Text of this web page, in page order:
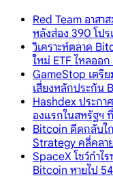
Red Team อาส
หลังส่อง 390 โป
วิเคราะห์ตลาด
ใหม่ ETF ไหลออ
GameStop เตรี
เสี่ยงหลักประกัน
Hashdex ประกา
องแรกในสหรัฐฯ
Bitcoin ดีดกลับ
Strategy คลี่คลา
SpaceX โชว์กำไ
Bitcoin หายไป